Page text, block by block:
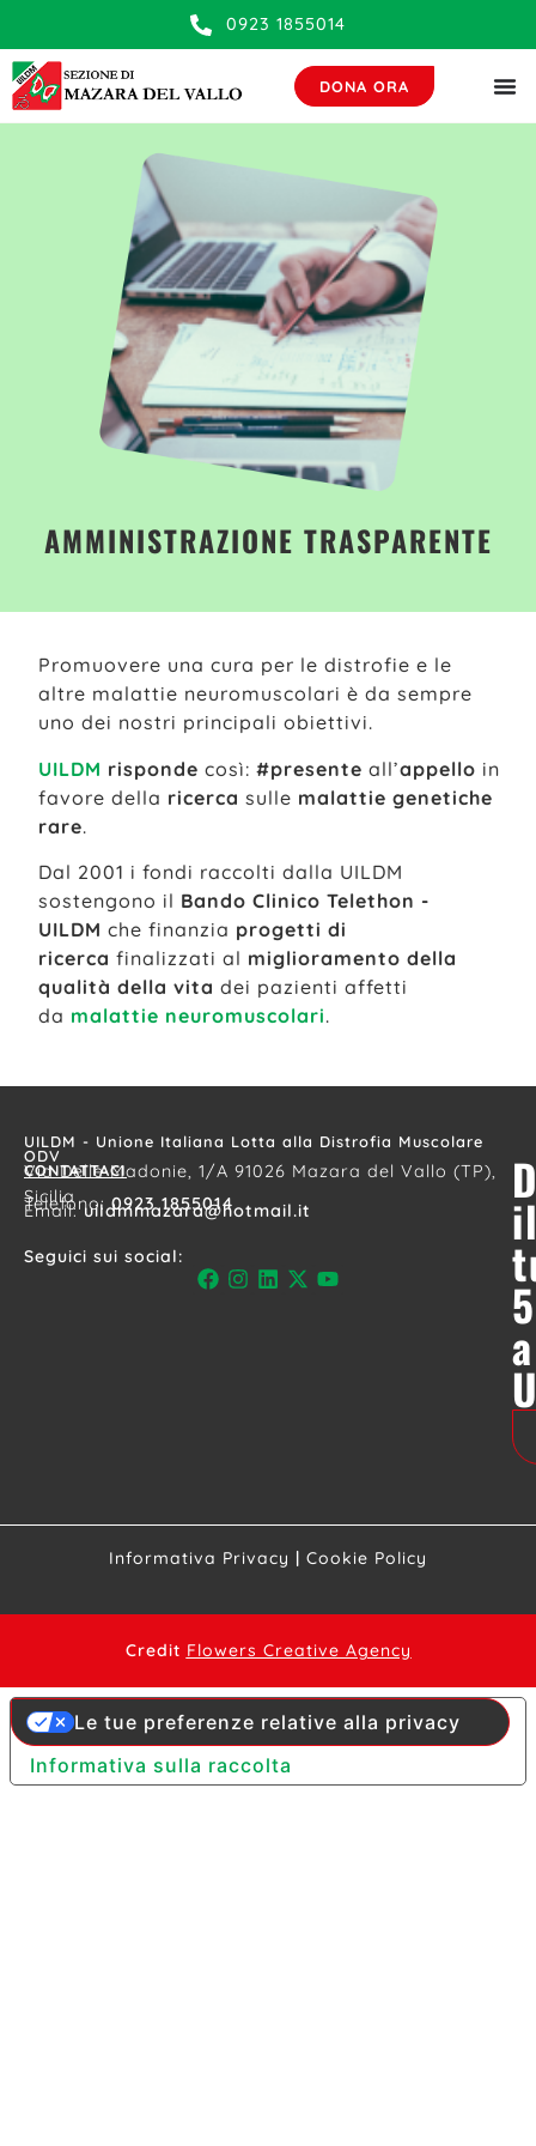
0923 1855014
DONA ORA
AMMINISTRAZIONE TRASPARENTE
Promuovere una cura per le distrofie e le
altre malattie neuromuscolari è da sempre
uno dei nostri principali obiettivi.
UILDM risponde così: #presente all’appello in
favore della ricerca sulle malattie genetiche
rare.
Dal 2001 i fondi raccolti dalla UILDM
sostengono il Bando Clinico Telethon -
UILDM che finanzia progetti di
ricerca finalizzati al miglioramento della
qualità della vita dei pazienti affetti
da malattie neuromuscolari.
UILDM - Unione Italiana Lotta alla Distrofia Muscolare
ODV
CONTATTACI
Via Delle Madonie, 1/A 91026 Mazara del Vallo (TP),
Sicilia
Telefono:0923 1855014
Email:uildmmazara@hotmail.it
Seguici sui social:
a
Informativa Privacy | Cookie Policy
Credit Flowers Creative Agency
Informativa sulla raccolta
Le tue preferenze relative alla privacy